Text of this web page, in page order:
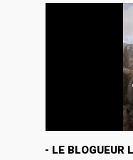
- LE BLOGUEUR